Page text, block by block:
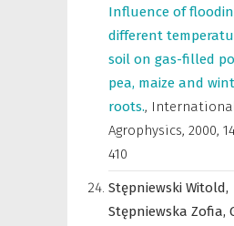
Influence of
different
soil on gas-filled
pea, maize and
roots.,
Agrophysics, 2000,
410
Stępniewski Witold,
Stępniewska Zofia,